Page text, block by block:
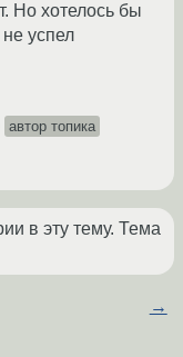
Но хотелось бы
успел
автор топика
в эту тему. Тема
→